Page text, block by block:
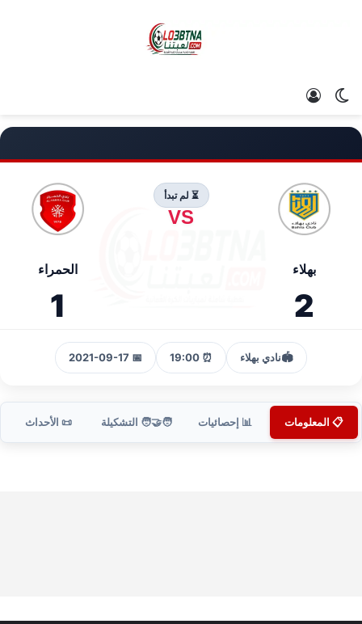
الوضع المظلم
بهلاء
2
⏳ لم تبدأ
VS
الحمراء
1
🏟️نادي بهلاء ⏰ 19:00
📅 2021-09-17
📋 المعلومات 📊 إحصائيات 🧑‍🤝‍🧑 التشكيلة 📜 الأحداث